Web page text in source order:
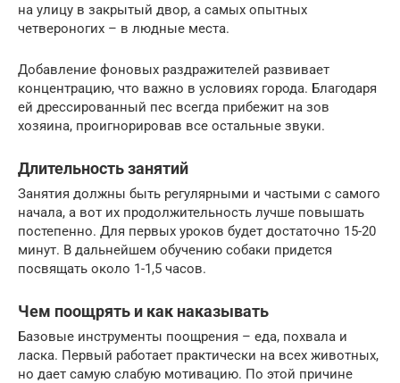
на улицу в закрытый двор, а самых опытных
четвероногих – в людные места.
Добавление фоновых раздражителей развивает
концентрацию, что важно в условиях города. Благодаря
ей дрессированный пес всегда прибежит на зов
хозяина, проигнорировав все остальные звуки.
Длительность занятий
Занятия должны быть регулярными и частыми с самого
начала, а вот их продолжительность лучше повышать
постепенно. Для первых уроков будет достаточно 15-20
минут. В дальнейшем обучению собаки придется
посвящать около 1-1,5 часов.
Чем поощрять и как наказывать
Базовые инструменты поощрения – еда, похвала и
ласка. Первый работает практически на всех животных,
но дает самую слабую мотивацию. По этой причине